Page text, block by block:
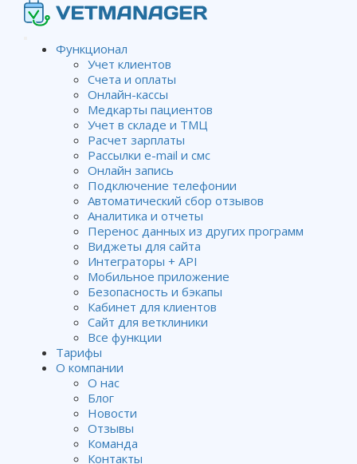
Функционал
Учет клиентов
Счета и оплаты
Онлайн-кассы
Медкарты пациентов
Учет в складе и ТМЦ
Расчет зарплаты
Рассылки e-mail и смс
Онлайн запись
Подключение телефонии
Автоматический сбор отзывов
Аналитика и отчеты
Перенос данных из других программ
Виджеты для сайта
Интеграторы + API
Мобильное приложение
Безопасность и бэкапы
Кабинет для клиентов
Сайт для ветклиники
Все функции
Тарифы
О компании
О нас
Блог
Новости
Отзывы
Команда
Контакты
Редактирование данных в
справочниках
Редактирование справочников
данных в справочниках